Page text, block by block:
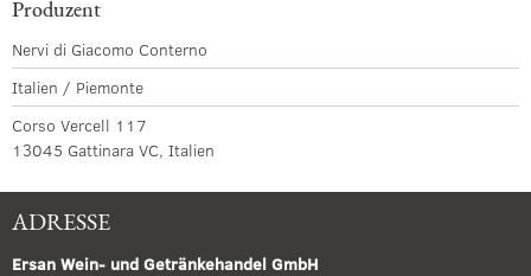
Produzent
Nervi di Giacomo Conterno
Italien / Piemonte
Corso Vercell 117
13045 Gattinara VC, Italien
ADRESSE
Ersan Wein- und Getränkehandel GmbH